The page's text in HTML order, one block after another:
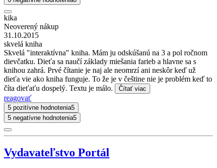
kika
Neoverený nákup
31.10.2015
skvelá kniha
Skvelá "interaktívna" kniha. Mám ju odskúšanú na 3 a pol ročnom
dievčatku. Dieťa sa naučí základy miešania farieb a hlavne sa s
knihou zahrá. Prvé čítanie je naj ale neomrzí ani neskôr keď už
dieťa vie ako kniha funguje. To že je v češtine nie je problém keď to
číta dieťaťu dospelý. Textu je málo.
Čítať viac
reagovať
5 pozitívne hodnotenia5
5 negatívne hodnotenia5
Vydavateľstvo Portál